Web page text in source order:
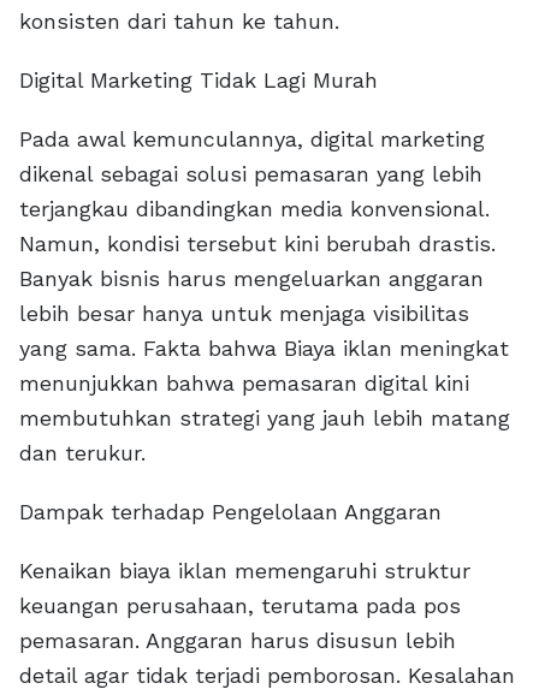
konsisten dari tahun ke tahun.
Digital Marketing Tidak Lagi Murah
Pada awal kemunculannya, digital marketing
dikenal sebagai solusi pemasaran yang lebih
terjangkau dibandingkan media konvensional.
Namun, kondisi tersebut kini berubah drastis.
Banyak bisnis harus mengeluarkan anggaran
lebih besar hanya untuk menjaga visibilitas
yang sama. Fakta bahwa Biaya iklan meningkat
menunjukkan bahwa pemasaran digital kini
membutuhkan strategi yang jauh lebih matang
dan terukur.
Dampak terhadap Pengelolaan Anggaran
Kenaikan biaya iklan memengaruhi struktur
keuangan perusahaan, terutama pada pos
pemasaran. Anggaran harus disusun lebih
detail agar tidak terjadi pemborosan. Kesalahan